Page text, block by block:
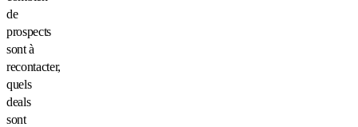
de
prospects
sont à
recontacter,
quels
deals
sont